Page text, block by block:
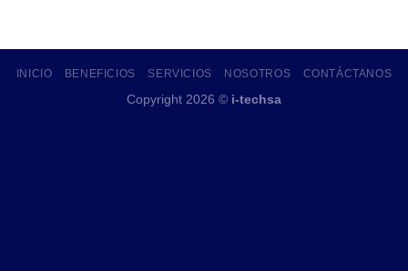
INICIO BENEFICIOS SERVICIOS NOSOTROS CONTÁCTANOS
Copyright 2026 © i-techsa